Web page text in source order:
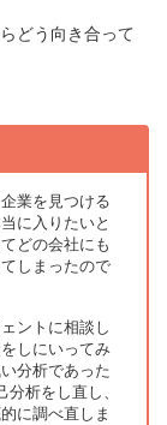
どう向き合って
業を見つける
に入りたいと
どの会社にも
しまったので
ントに相談し
しにいってみ
分析であった
析をし直し、
に調べ直しま